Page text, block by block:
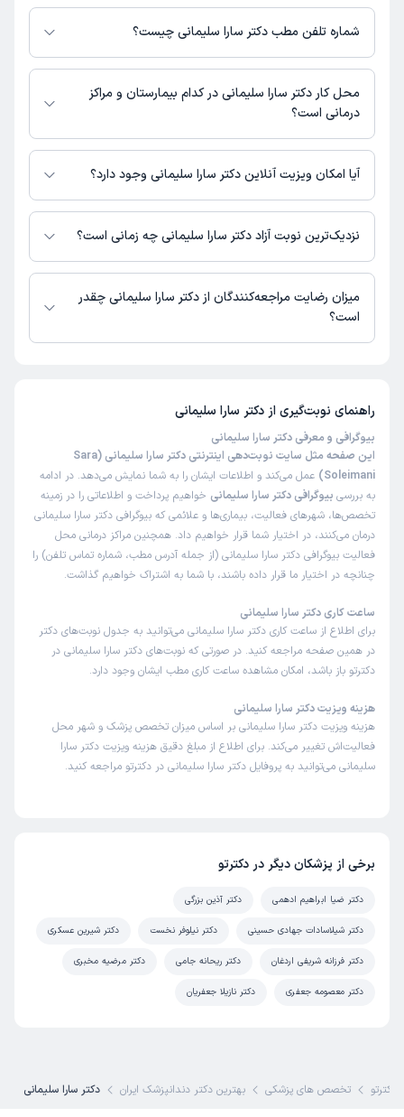
اطلاعات مربوط به آدرس مطب دکتر سارا سلیمانی در حال حاضر در دسترس
نیست. برای دریافت اطلاعات دقیق‌تر، لطفاً با مطب تماس بگیرید.
شماره تلفن مطب دکتر سارا سلیمانی چیست؟
شماره تماس مطب دکتر سارا سلیمانی در حال حاضر در این صفحه ثبت نشده
محل کار دکتر سارا سلیمانی در کدام بیمارستان و مراکز
درمانی است؟
اطلاعاتی درباره محل فعالیت دکتر سارا سلیمانی در مراکز درمانی در دسترس
نیست.
آیا امکان ویزیت آنلاین دکتر سارا سلیمانی وجود دارد؟
در حال حاضر اطلاعاتی درباره ارائه ویزیت آنلاین توسط دکتر سارا سلیمانی در
دسترس نیست. برای دریافت اطلاعات دقیق‌تر، لطفاً با مطب تماس بگیرید.
نزدیک‌ترین نوبت آزاد دکتر سارا سلیمانی چه زمانی است؟
زمان نوبت‌دهی و پذیرش بیماران با هماهنگی مطب مشخص می‌شود.
میزان رضایت مراجعه‌کنندگان از دکتر سارا سلیمانی چقدر
است؟
راهنمای نوبت‌گیری از دکتر سارا سلیمانی
بیوگرافی و معرفی دکتر سارا سلیمانی
این صفحه مثل سایت نوبت‌دهی اینترنتی دکتر سارا سلیمانی (Sara
Soleimani)
عمل می‌کند و اطلاعات ایشان را به شما نمایش می‌دهد. در ادامه
به بررسی بیوگرافی دکتر سارا سلیمانی خواهیم پرداخت و اطلاعاتی را در زمینه
تخصص‌ها، شهرهای فعالیت، بیماری‌ها و علائمی که بیوگرافی دکتر سارا سلیمانی
درمان می‌کنند، در اختیار شما قرار خواهیم داد. همچنین مراکز درمانی محل
فعالیت بیوگرافی دکتر سارا سلیمانی (از جمله آدرس مطب، شماره تماس تلفن) را
چنانچه در اختیار ما قرار داده باشند، با شما به اشتراک خواهیم گذاشت.
ساعت کاری دکتر سارا سلیمانی
برای اطلاع از ساعت کاری دکتر سارا سلیمانی می‌توانید به جدول نوبت‌های دکتر
در همین صفحه مراجعه کنید. در صورتی که نوبت‌های دکتر سارا سلیمانی در
دکترتو باز باشد، امکان مشاهده ساعت کاری مطب ایشان وجود دارد.
هزینه ویزیت دکتر سارا سلیمانی
هزینه ویزیت دکتر سارا سلیمانی بر اساس میزان تخصص پزشک و شهر محل
فعالیت‌اش تغییر می‌کند. برای اطلاع از مبلغ دقیق هزینه ویزیت دکتر سارا
سلیمانی می‌توانید به پروفایل دکتر سارا سلیمانی در دکترتو مراجعه کنید.
برخی از پزشکان دیگر در دکترتو
دکتر ضیا ابراهیم ادهمی دکتر آذین بزرگی
دکتر شیلاسادات جهادی حسینی دکتر نیلوفر نخست دکتر شیرین عسکری
دکتر فرزانه شریفی اردغان دکتر ریحانه جامی دکتر مرضیه مخبری
دکتر معصومه جعفری دکتر نازیلا جعفریان
دکترتو تخصص های پزشکی بهترین دکتر دندانپزشک ایران دکتر سارا سلیمانی